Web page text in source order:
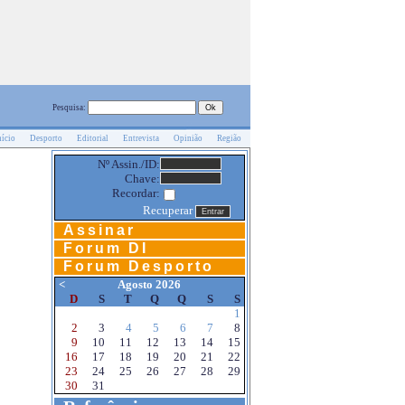
Pesquisa:
Desporto Editorial Entrevista Opinião Região
Nº Assin./ID:
Chave:
Recordar:
Recuperar
Assinar
Forum DI
Forum Desporto
<
Agosto 2026
D
S T Q Q S
S
1
2
3 4 5 6 7
8
9
10 11 12 13 14
15
16
17 18 19 20 21
22
23
24 25 26 27 28
29
30
31